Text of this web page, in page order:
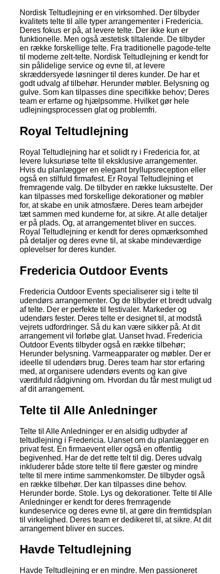
Nordisk Teltudlejning er en virksomhed. Der tilbyder
kvalitets telte til alle typer arrangementer i Fredericia.
Deres fokus er på, at levere telte. Der ikke kun er
funktionelle. Men også æstetisk tiltalende. De tilbyder
en række forskellige telte. Fra traditionelle pagode-telte
til moderne zelt-telte. Nordisk Teltudlejning er kendt for
sin pålidelige service og evne til, at levere
skræddersyede løsninger til deres kunder. De har et
godt udvalg af tilbehør. Herunder møbler. Belysning og
gulve. Som kan tilpasses dine specifikke behov; Deres
team er erfarne og hjælpsomme. Hvilket gør hele
udlejningsprocessen glat og problemfri.
Royal Teltudlejning
Royal Teltudlejning har et solidt ry i Fredericia for, at
levere luksuriøse telte til eksklusive arrangementer.
Hvis du planlægger en elegant bryllupsreception eller
også en stilfuld firmafest. Er Royal Teltudlejning et
fremragende valg. De tilbyder en række luksustelte. Der
kan tilpasses med forskellige dekorationer og møbler
for, at skabe en unik atmosfære. Deres team arbejder
tæt sammen med kunderne for, at sikre. At alle detaljer
er på plads. Og, at arrangementet bliver en succes.
Royal Teltudlejning er kendt for deres opmærksomhed
på detaljer og deres evne til, at skabe mindeværdige
oplevelser for deres kunder.
Fredericia Outdoor Events
Fredericia Outdoor Events specialiserer sig i telte til
udendørs arrangementer. Og de tilbyder et bredt udvalg
af telte. Der er perfekte til festivaler. Markeder og
udendørs fester. Deres telte er designet til, at modstå
vejrets udfordringer. Så du kan være sikker på. At dit
arrangement vil forløbe glat. Uanset hvad. Fredericia
Outdoor Events tilbyder også en række tilbehør;
Herunder belysning. Varmeapparater og møbler. Der er
ideelle til udendørs brug. Deres team har stor erfaring
med, at organisere udendørs events og kan give
værdifuld rådgivning om. Hvordan du får mest muligt ud
af dit arrangement.
Telte til Alle Anledninger
Telte til Alle Anledninger er en alsidig udbyder af
teltudlejning i Fredericia. Uanset om du planlægger en
privat fest. En firmaevent eller også en offentlig
begivenhed. Har de det rette telt til dig. Deres udvalg
inkluderer både store telte til flere gæster og mindre
telte til mere intime sammenkomster. De tilbyder også
en række tilbehør. Der kan tilpasses dine behov.
Herunder borde. Stole. Lys og dekorationer. Telte til Alle
Anledninger er kendt for deres fremragende
kundeservice og deres evne til, at gøre din fremtidsplan
til virkelighed. Deres team er dedikeret til, at sikre. At dit
arrangement bliver en succes.
Havde Teltudlejning
Havde Teltudlejning er en mindre. Men passioneret